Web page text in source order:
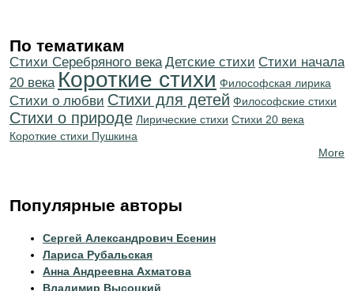
По тематикам
Cтихи Серебряного века Детские стихи Cтихи начала
20 века Короткие стихи Философская лирика
Стихи о любви Стихи для детей Философские стихи
Стихи о природе Лирические стихи Стихи 20 века
Короткие стихи Пушкина
More
Популярные авторы
Сергей Александрович Есенин
Лариса Рубальская
Анна Андреевна Ахматова
Владимир Высоцкий